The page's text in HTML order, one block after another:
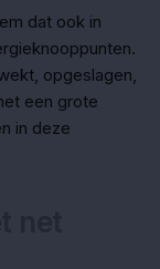
dat ook in
opgeslagen,
een grote
in deze